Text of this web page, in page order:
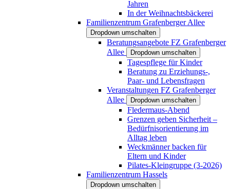
Jahren
In der Weihnachtsbäckerei
Familienzentrum Grafenberger Allee
Dropdown umschalten
Beratungsangebote FZ Grafenberger
Allee
Dropdown umschalten
Tagespflege für Kinder
Beratung zu Erziehungs-,
Paar- und Lebensfragen
Veranstaltungen FZ Grafenberger
Allee
Dropdown umschalten
Fledermaus-Abend
Grenzen geben Sicherheit –
Bedürfnisorientierung im
Alltag leben
Weckmänner backen für
Eltern und Kinder
Pilates-Kleingruppe (3-2026)
Familienzentrum Hassels
Dropdown umschalten